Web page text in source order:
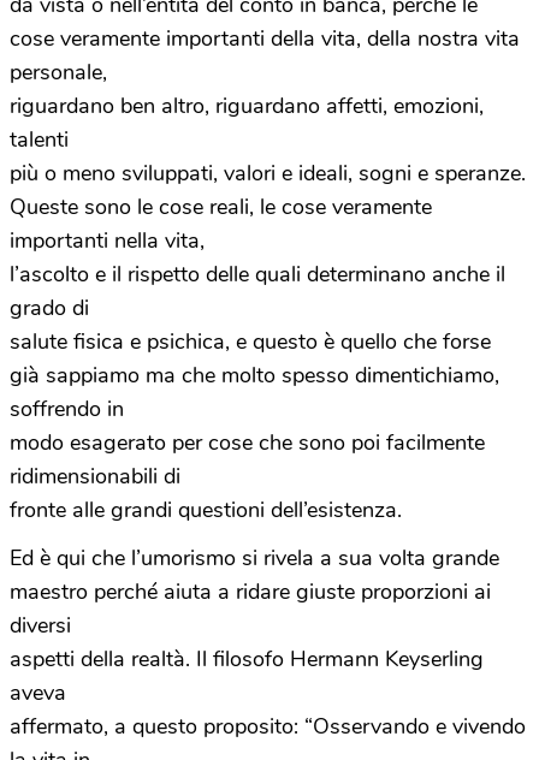
cose veramente importanti della vita, della nostra vita
personale,
riguardano ben altro, riguardano affetti, emozioni,
talenti
più o meno sviluppati, valori e ideali, sogni e speranze.
Queste sono le cose reali, le cose veramente
importanti nella vita,
l’ascolto e il rispetto delle quali determinano anche il
grado di
salute fisica e psichica, e questo è quello che forse
già sappiamo ma che molto spesso dimentichiamo,
soffrendo in
modo esagerato per cose che sono poi facilmente
ridimensionabili di
fronte alle grandi questioni dell’esistenza.
Ed è qui che l’umorismo si rivela a sua volta grande
maestro perché aiuta a ridare giuste proporzioni ai
diversi
aspetti della realtà. Il filosofo Hermann Keyserling
aveva
affermato, a questo proposito: “Osservando e vivendo